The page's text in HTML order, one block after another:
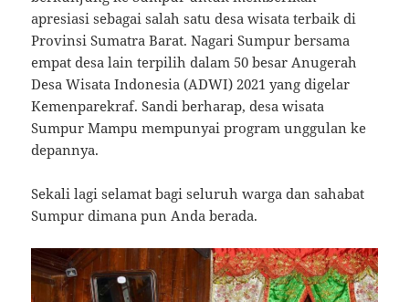
apresiasi sebagai salah satu desa wisata terbaik di
Provinsi Sumatra Barat. Nagari Sumpur bersama
empat desa lain terpilih dalam 50 besar Anugerah
Desa Wisata Indonesia (ADWI) 2021 yang digelar
Kemenparekraf. Sandi berharap, desa wisata
Sumpur Mampu mempunyai program unggulan ke
depannya.
Sekali lagi selamat bagi seluruh warga dan sahabat
Sumpur dimana pun Anda berada.